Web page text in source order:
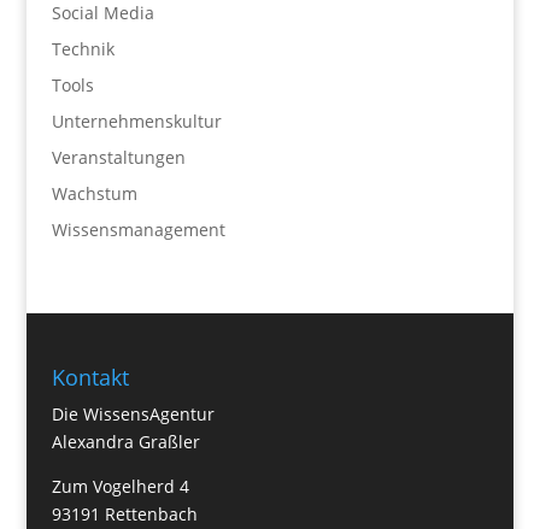
Social Media
Technik
Tools
Unternehmenskultur
Veranstaltungen
Wachstum
Wissensmanagement
Kontakt
Die WissensAgentur
Alexandra Graßler
Zum Vogelherd 4
93191 Rettenbach